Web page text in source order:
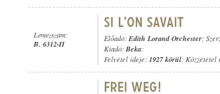
Lemezszám:
B. 6312-II
Előadó: Edith Lorand Orchester;
Kiadó: Beka;
Felvétel ideje: 1927 körül; Közzététel